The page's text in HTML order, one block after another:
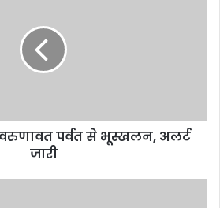
वरुणावत पर्वत से भूस्खलन, अलर्ट
जारी